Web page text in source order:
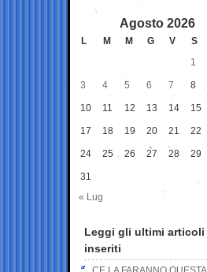
Agosto 2026
L M M G V S
1
3 4 5 6 7 8
10 11 12 13 14 15
17 18 19 20 21 22
24 25 26 27 28 29
31
« Lug
Leggi gli ultimi articoli
inseriti